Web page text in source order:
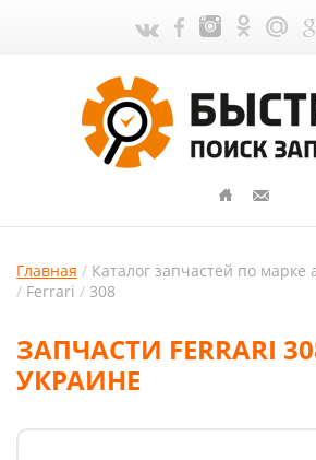
Главная Каталог запчастей по марке
Ferrari
308
ЗАПЧАСТИ FERRARI
УКРАИНЕ